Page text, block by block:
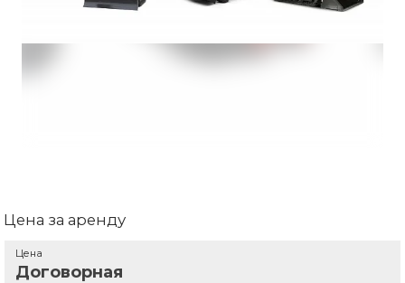
Цена за аренду
Цена
Договорная